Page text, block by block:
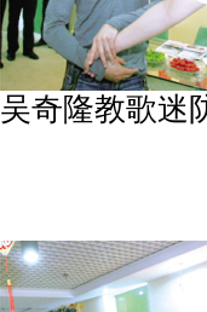
吴奇隆教歌迷